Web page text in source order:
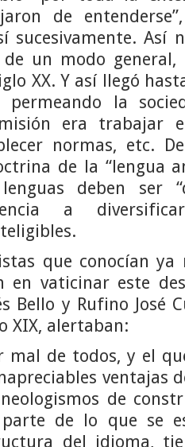
de
sucesivamente. Así
un modo
XX. Y así llegó
permeando la
era trabajar
normas, etc.
de la “lengua
deben ser
a
que conocían
en vaticinar este
Bello y Rufino José
XIX, alertaban:
de todos, y el
ventajas
de
de lo que se
del idioma,